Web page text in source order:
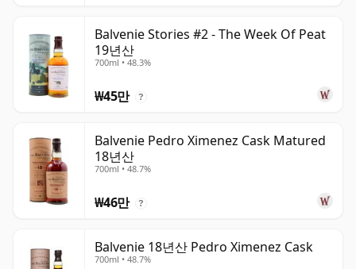
Balvenie Stories #2 - The Week Of Peat
19년산
700ml • 48.3%
₩45만 ?
Balvenie Pedro Ximenez Cask Matured
18년산
700ml • 48.7%
₩46만 ?
Balvenie 18년산 Pedro Ximenez Cask
700ml • 48.7%